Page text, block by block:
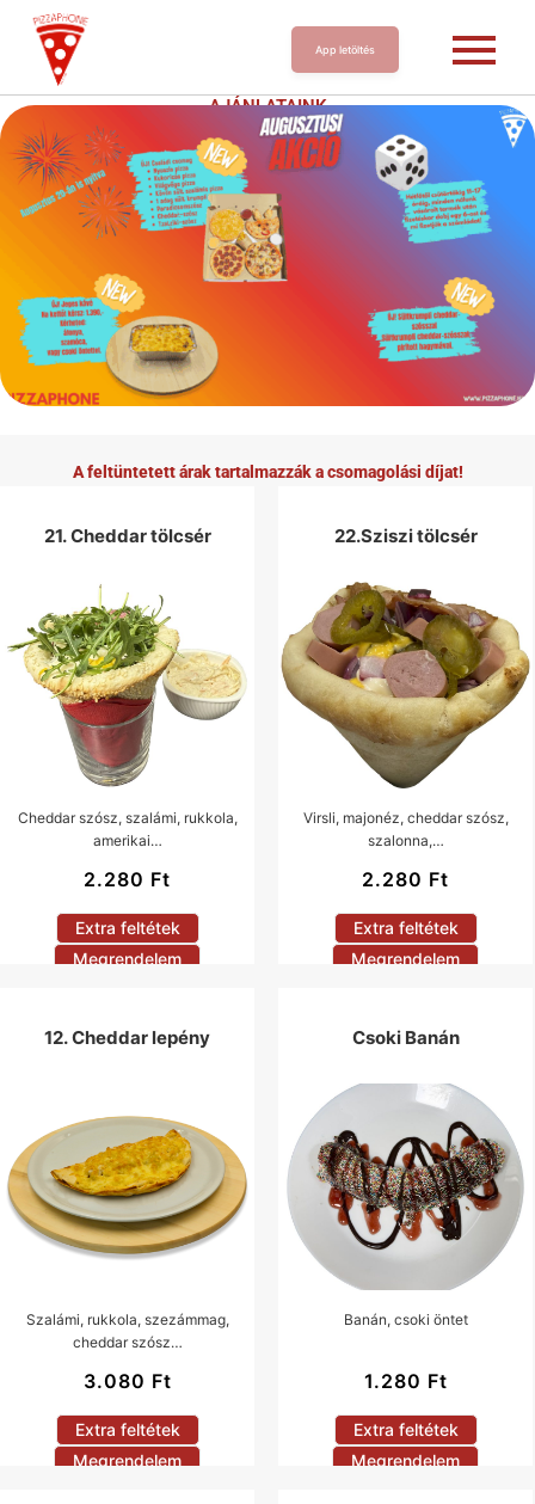
App letöltés
AJÁNLATAINK
A feltüntetett árak tartalmazzák a csomagolási díjat!
21. Cheddar tölcsér
Cheddar szósz, szalámi, rukkola,
amerikai…
2.280 Ft
Extra feltétek
Megrendelem
22.Sziszi tölcsér
Virsli, majonéz, cheddar szósz,
szalonna,…
2.280 Ft
Extra feltétek
Megrendelem
12. Cheddar lepény
Szalámi, rukkola, szezámmag,
cheddar szósz…
3.080 Ft
Extra feltétek
Megrendelem
Csoki Banán
Banán, csoki öntet
1.280 Ft
Extra feltétek
Megrendelem